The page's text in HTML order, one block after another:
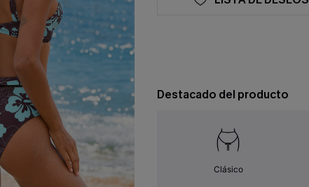
Destacado del producto
Clásico